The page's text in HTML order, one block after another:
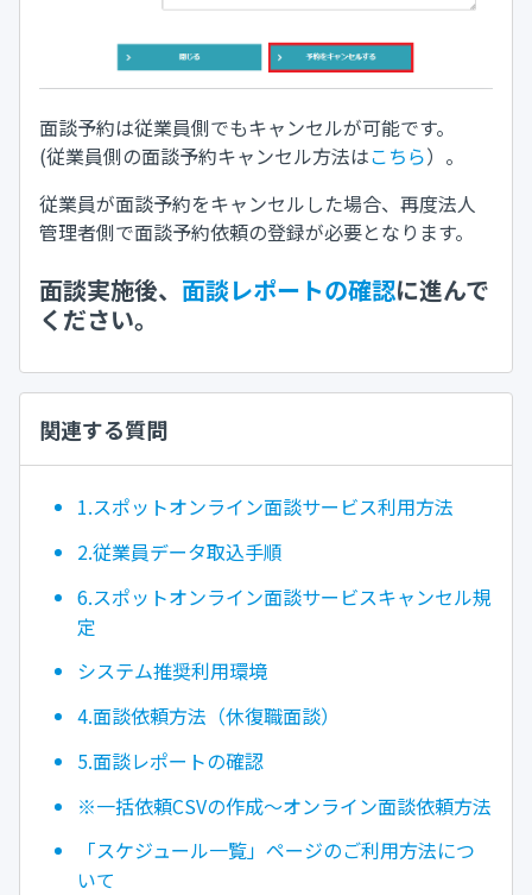
面談予約は従業員側でもキャンセルが可能です。
(従業員側の面談予約キャンセル方法はこちら）。
従業員が面談予約をキャンセルした場合、再度法人
管理者側で面談予約依頼の登録が必要となります。
面談実施後、 面談レポートの確認に進んで
ください。
関連する質問
1.スポットオンライン面談サービス利用方法
2.従業員データ取込手順
6.スポットオンライン面談サービスキャンセル規
定
システム推奨利用環境
4.面談依頼方法（休復職面談）
5.面談レポートの確認
※一括依頼CSVの作成～オンライン面談依頼方法
「スケジュール一覧」ページのご利用方法につ
いて